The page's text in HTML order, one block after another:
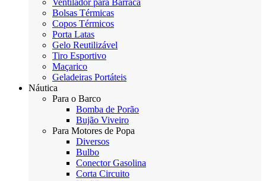
Ventilador para Barraca
Bolsas Térmicas
Copos Térmicos
Porta Latas
Gelo Reutilizável
Tiro Esportivo
Maçarico
Geladeiras Portáteis
Náutica
Para o Barco
Bomba de Porão
Bujão Viveiro
Para Motores de Popa
Diversos
Bulbo
Conector Gasolina
Corta Circuito